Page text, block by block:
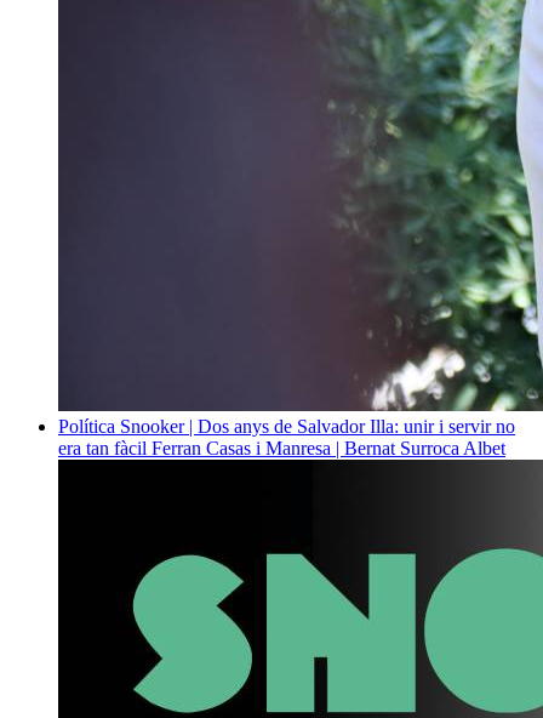
Política Snooker | Dos anys de Salvador Illa: unir i servir no
era tan fàcil Ferran Casas i Manresa | Bernat Surroca Albet